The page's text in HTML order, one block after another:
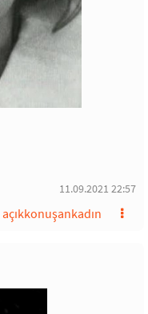
11.09.2021 22:57
açıkkonuşankadın